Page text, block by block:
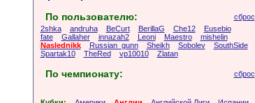
По пользователю:
сброс
2shka
andruha BeCurt BerillaG Che12
Eusebio
fate
Gallaher innazah2 Leoni Maestro
mishelin
Naslednikk
Russian_gunn Sheikh Sobolev
SouthSide
Spartak10
TheRed vp10010 Zlatan
По чемпионату: сброс